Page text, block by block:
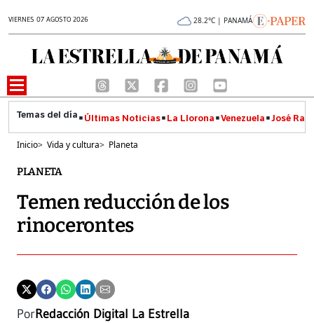
VIERNES 07 AGOSTO 2026 28.2°C | PANAMÁ
Últimas Noticias La Llorona Venezuela José
Inicio> Vida y cultura> Planeta
PLANETA
Temen reducción de los
rinocerontes
PorRedacción Digital La Estrella